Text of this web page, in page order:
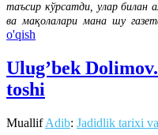
таъсир кўрсатди, улар билан
ва мақолалари мана шу
o'qish
Ulug’bek
toshi
MuallifAdib: Jadidlik tarixi